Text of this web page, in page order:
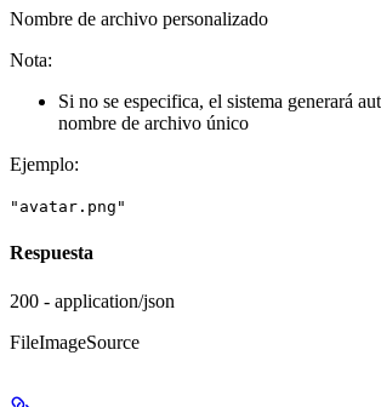
Nombre de archivo personalizado
Nota:
Si no se especifica, el sistema generará
nombre de archivo único
Ejemplo:
"avatar.png"
Respuesta
200 - application/json
FileImageSource